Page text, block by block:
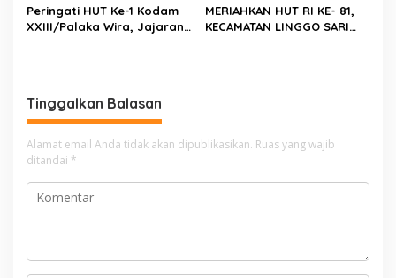
Peringati HUT Ke-1 Kodam
XXIII/Palaka Wira, Jajaran
MERIAHKAN HUT RI KE- 81,
KECAMATAN LINGGO SARI
Tinggalkan Balasan
Alamat email Anda tidak akan dipublikasikan. Ruas yang wajib
ditandai *